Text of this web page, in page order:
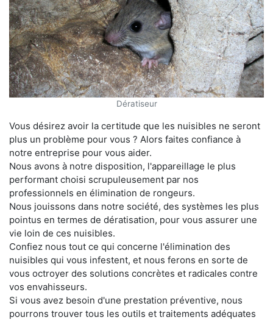
Dératiseur
Vous désirez avoir la certitude que les nuisibles ne seront
plus un problème pour vous ? Alors faites confiance à
notre entreprise pour vous aider.
Nous avons à notre disposition, l'appareillage le plus
performant choisi scrupuleusement par nos
professionnels en élimination de rongeurs.
Nous jouissons dans notre société, des systèmes les plus
pointus en termes de dératisation, pour vous assurer une
vie loin de ces nuisibles.
Confiez nous tout ce qui concerne l'élimination des
nuisibles qui vous infestent, et nous ferons en sorte de
vous octroyer des solutions concrètes et radicales contre
vos envahisseurs.
Si vous avez besoin d'une prestation préventive, nous
pourrons trouver tous les outils et traitements adéquates